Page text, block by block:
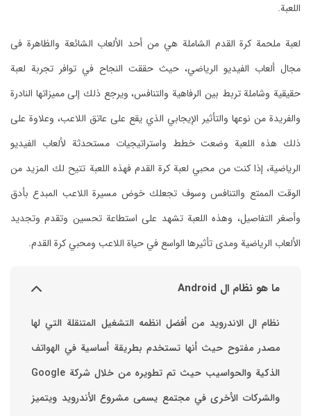
اللعبة.
لعبة ملحمة كرة القدم الشاملة هي من أحد الألعاب الشائعة والظاهرة فى
مجال ألعاب الفيديو الرياضي، حيث حققت النجاح في توافر تجربة لعبة
حقيقية وشاملة تربط بين الرفاهية والتنافس، ويرجع ذلك إلى مميزاتها النادرة
والفريدة من نوعها والتأثير الإيجابي الذي يقع على عاتق اللاعب، وعلاوة على
ذلك هذه اللعبة وضعت خطط واستراتيجيات مستحدثة لألعاب الفيديو
الرياضية، إذا كنت من محبي لعبة كرة القدم فهذه اللعبة تتيح لك المزيد من
الوقت الممتع والتنافس وسوف تجعلك خوض مسيرة اللاعب المبدع بأدق
وأصغر التفاصيل، وهذه اللعبة تشهد على استطاعة تحسين وتقدم وتجديد
الألعاب الرياضية ومدى تأثيرها الواسع في حياة اللاعب ومحبي كرة القدم.
ما هو نظام ال Android
نظام ال الاندرويد من أفضل انظمه التشغيل المتنقلة التي لها
مصدر مفتوح حيث أنها تستخدم بطريقة أساسية في الهواتف
والشركات الأخرى في مجتمع يسمى مشروع الأندرويد ويتميز